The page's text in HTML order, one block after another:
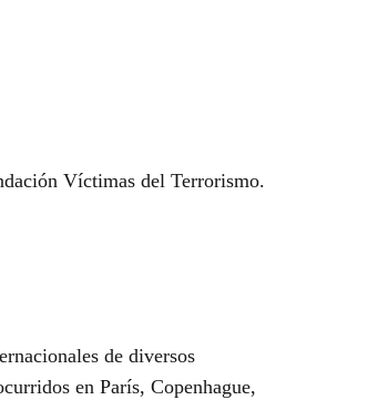
Víctimas del Terrorismo.
de diversos
en París, Copenhague,